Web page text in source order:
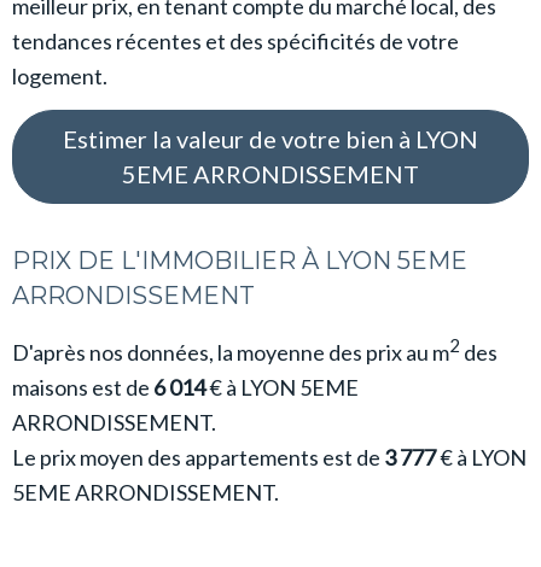
meilleur prix, en tenant compte du marché local, des
tendances récentes et des spécificités de votre
logement.
Estimer la valeur de votre bien à LYON
5EME ARRONDISSEMENT
PRIX DE L'IMMOBILIER À LYON 5EME
ARRONDISSEMENT
D'après nos données, la moyenne des prix au m2 des
maisons est de 6 014€ à LYON 5EME
ARRONDISSEMENT.
Le prix moyen des appartements est de 3 777€ à LYON
5EME ARRONDISSEMENT.